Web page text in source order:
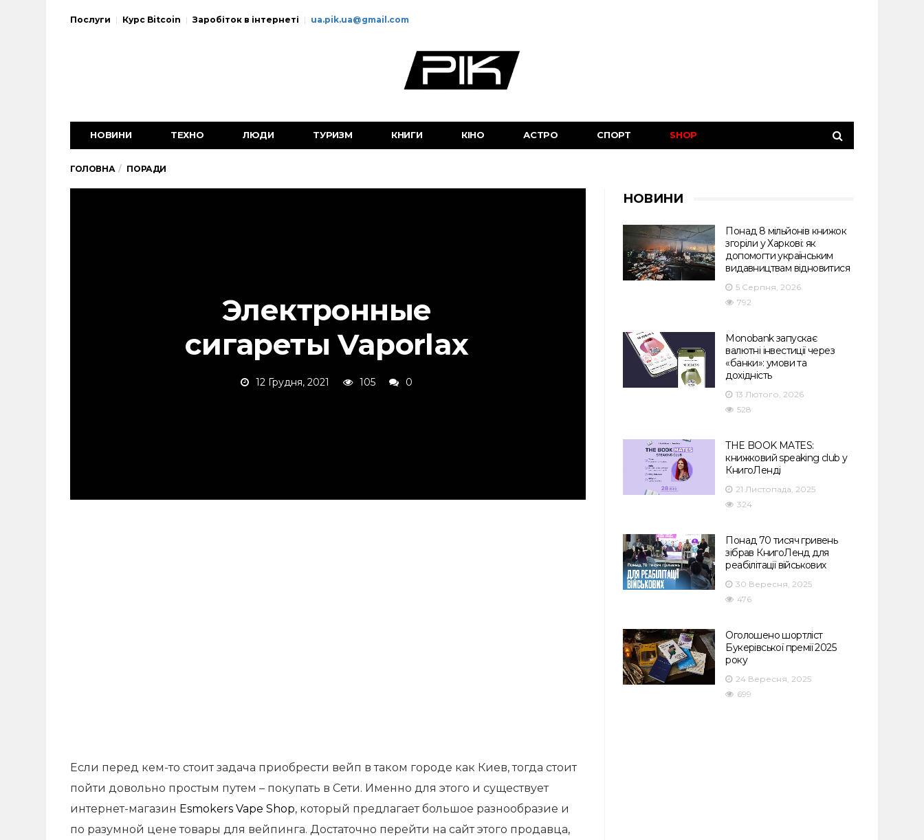
Послуги Курс Bitcoin Заробіток в інтернеті ua.pik.ua@gmail.com
НОВИНИ ТЕХНО ЛЮДИ ТУРИЗМ КНИГИ КІНО АСТРО СПОРТ SHOP
ГОЛОВНА ПОРАДИ
Электронные
сигареты Vaporlax
12 Грудня, 2021 105 0
Если перед кем-то стоит задача приобрести вейп в таком городе как Киев, тогда стоит
пойти довольно простым путем – покупать в Сети. Именно для этого и существует
интернет-магазин Esmokers Vape Shop, который предлагает большое разнообразие и
по разумной цене товары для вейпинга. Достаточно перейти на сайт этого продавца,
НОВИНИ
Понад 8 мільйонів книжок
згоріли у Харкові: як
допомогти українським
видавництвам відновитися
5 Серпня, 2026
792
Monobank запускає
валютні інвестиції через
«банки»: умови та
дохідність
13 Лютого, 2026
528
THE BOOK MATES:
книжковий speaking club у
КнигоЛенді
21 Листопада, 2025
324
Понад 70 тисяч гривень
зібрав КнигоЛенд для
реабілітації військових
30 Вересня, 2025
476
Оголошено шортліст
Букерівської премії 2025
року
24 Вересня, 2025
699